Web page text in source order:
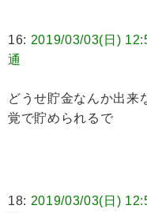
16: 2019/03/03(日)
通
どうせ貯金なんか出来
覚で貯められるで
18: 2019/03/03(日)